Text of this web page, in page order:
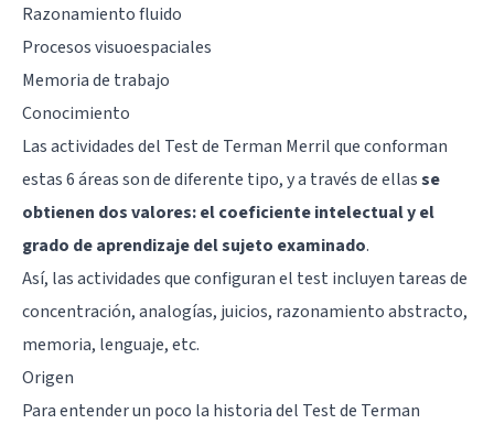
Razonamiento fluido
Procesos visuoespaciales
Memoria de trabajo
Conocimiento
Las actividades del Test de Terman Merril que conforman
estas 6 áreas son de diferente tipo, y a través de ellasse
obtienen dos valores: el coeficiente intelectual y el
grado de aprendizaje del sujeto examinado.
Así, las actividades que configuran el test incluyen tareas de
concentración, analogías, juicios, razonamiento abstracto,
memoria, lenguaje, etc.
Origen
Para entender un poco la historia del Test de Terman